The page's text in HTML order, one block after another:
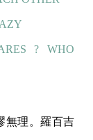
? WHO
無理。羅百吉